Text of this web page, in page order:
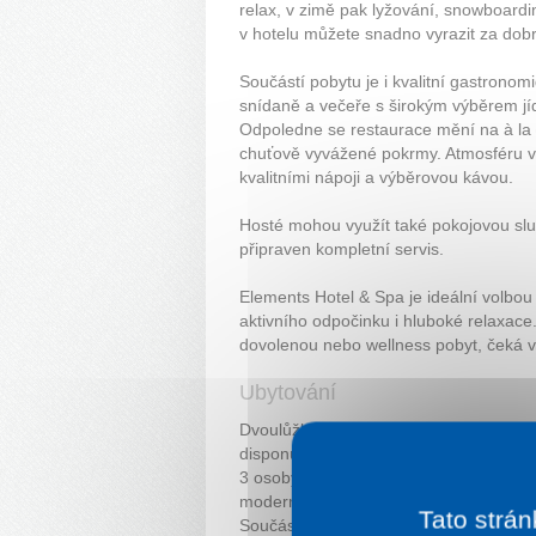
relax, v zimě pak lyžování,
v hotelu můžete snadno vyrazit za
Součástí pobytu je i kvalitní
snídaně a večeře s širokým výběrem
Odpoledne se restaurace mění na à
chuťově vyvážené pokrmy. Atmosféru
kvalitními nápoji a výběrovou kávou.
Hosté mohou využít také pokojovou
připraven kompletní servis.
Elements Hotel & Spa je ideální
aktivního odpočinku i hluboké
dovolenou nebo wellness pobyt, čeká
Ubytování
Dvoulůžkové a jednolůžkové pokoje
disponuje
3 osoby. Pokoj je vybaven
moderního hotelu – klimatizaci, TV,
Součástí je koupelna se sprchou,
Tato